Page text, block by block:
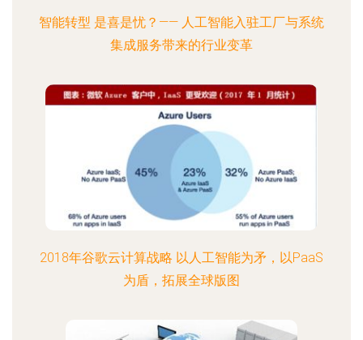
智能转型 是喜是忧？—— 人工智能入驻工厂与系统
集成服务带来的行业变革
2018年谷歌云计算战略 以人工智能为矛，以PaaS
为盾，拓展全球版图